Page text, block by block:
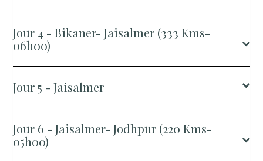
Jour 4 - Bikaner- Jaisalmer (333 Kms-
06h00)
Jour 5 - Jaisalmer
Jour 6 - Jaisalmer- Jodhpur (220 Kms-
05h00)